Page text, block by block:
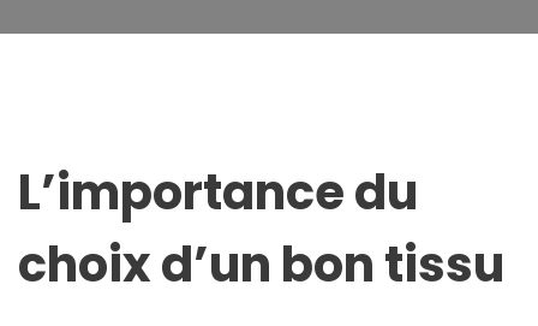
L’importance du
choix d’un bon tissu